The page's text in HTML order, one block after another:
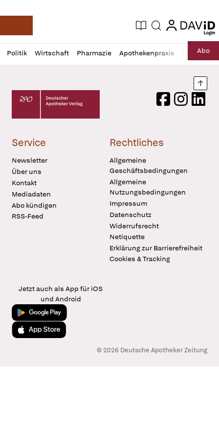
Deutsche Apotheker Zeitung
Aktuelle Ausgabe
Suche login
login
Politik Wirtschaft Pharmazie Apothekenpraxis RechtAbo
Profil
öffnen
Daz
Pur
Deutscher Apotheker Verlag Logo
FacebookInstagram
Service
Newsletter
Über uns
Kontakt
Mediadaten
Abo kündigen
RSS-Feed
Rechtliches
Allgemeine
Geschäftsbedingungen
Allgemeine
Nutzungsbedingungen
Impressum
Datenschutz
Widerrufsrecht
Netiquette
Erklärung zur Barrierefreiheit
Cookies & Tracking
Jetzt auch als App für iOS
und Android
Jetzt bei Google Play
Laden im App Store
© 2026 Deutsche Apotheker Zeitung